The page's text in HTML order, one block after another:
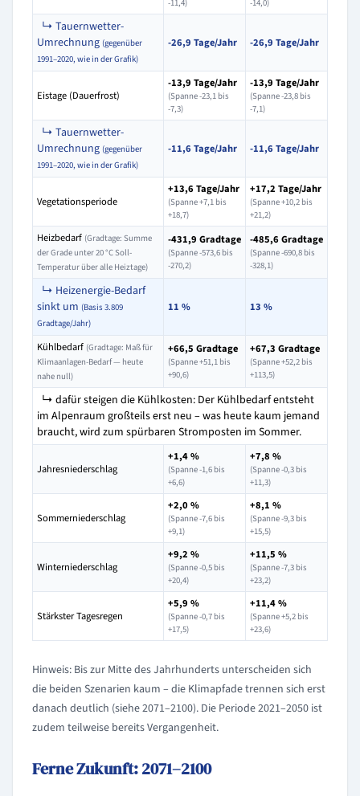
-11,4) -14,0)
↳ Tauernwetter-
Umrechnung (gegenüber
1991–2020, wie in der Grafik)
-26,9 Tage/Jahr -26,9 Tage/Jahr
Eistage (Dauerfrost)
-13,9 Tage/Jahr
(Spanne -23,1 bis
-7,3)
-13,9 Tage/Jahr
(Spanne -23,8 bis
-7,1)
↳ Tauernwetter-
Umrechnung (gegenüber
1991–2020, wie in der Grafik)
-11,6 Tage/Jahr -11,6 Tage/Jahr
Vegetationsperiode
+13,6 Tage/Jahr
(Spanne +7,1 bis
+18,7)
+17,2 Tage/Jahr
(Spanne +10,2 bis
+21,2)
Heizbedarf (Gradtage: Summe
der Grade unter 20 °C Soll-
Temperatur über alle Heiztage)
-431,9 Gradtage
(Spanne -573,6 bis
-270,2)
-485,6 Gradtage
(Spanne -690,8 bis
-328,1)
↳ Heizenergie-Bedarf
sinkt um (Basis 3.809
Gradtage/Jahr)
11 % 13 %
Kühlbedarf (Gradtage: Maß für
Klimaanlagen-Bedarf — heute
nahe null)
+66,5 Gradtage
(Spanne +51,1 bis
+90,6)
+67,3 Gradtage
(Spanne +52,2 bis
+113,5)
↳ dafür steigen die Kühlkosten: Der Kühlbedarf entsteht
im Alpenraum großteils erst neu – was heute kaum jemand
braucht, wird zum spürbaren Stromposten im Sommer.
Jahresniederschlag
+1,4 %
(Spanne -1,6 bis
+6,6)
+7,8 %
(Spanne -0,3 bis
+11,3)
Sommerniederschlag
+2,0 %
(Spanne -7,6 bis
+9,1)
+8,1 %
(Spanne -9,3 bis
+15,5)
Winterniederschlag
+9,2 %
(Spanne -0,5 bis
+20,4)
+11,5 %
(Spanne -7,3 bis
+23,2)
Stärkster Tagesregen
+5,9 %
(Spanne -0,7 bis
+17,5)
+11,4 %
(Spanne +5,2 bis
+23,6)
Hinweis: Bis zur Mitte des Jahrhunderts unterscheiden sich
die beiden Szenarien kaum – die Klimapfade trennen sich erst
danach deutlich (siehe 2071–2100). Die Periode 2021–2050 ist
zudem teilweise bereits Vergangenheit.
Ferne Zukunft: 2071–2100